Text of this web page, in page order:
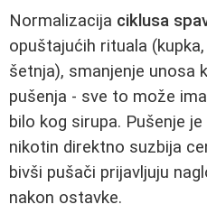
Normalizacija ciklusa
opuštajućih rituala
šetnja), smanjenje unosa
pušenja - sve to može
bilo kog sirupa. Pušenje
nikotin direktno suzbija
bivši pušači prijavljuju
nakon ostavke.